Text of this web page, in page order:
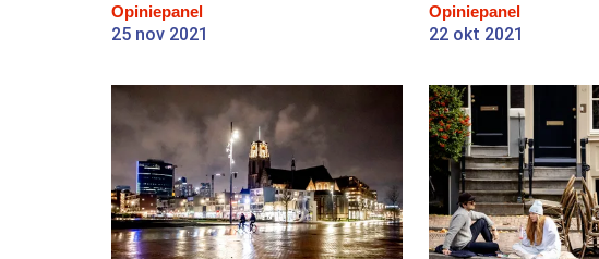
Opiniepanel
25 nov 2021
Opiniepanel
22 okt 2021